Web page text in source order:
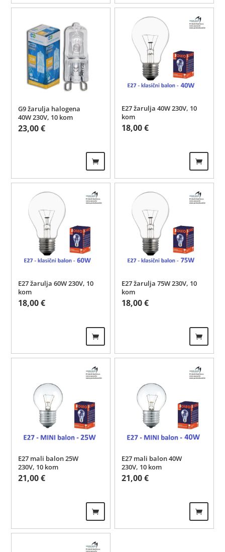
G9 žarulja halogena
40W 230V, 10 kom
23,00€
E27 žarulja 40W 230V, 10
kom
18,00€
E27 žarulja 60W 230V, 10
kom
18,00€
E27 žarulja 75W 230V, 10
kom
18,00€
E27 mali balon 25W
230V, 10 kom
21,00€
E27 mali balon 40W
230V, 10 kom
21,00€